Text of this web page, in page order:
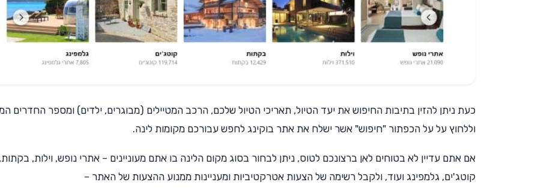
כעת ניתן להזין בתיבות החיפוש את יעד הטיול, תאריכי הטיול שלכם, הרכב המטיילים (מבוגרים, ילדים) ומספר החדרים
וללחוץ על על הכפתור "חיפוש" אשר ישלח את אתר בוקינג לחפש עבורכם מקומות לינה.
אם אתם עדיין לא בטוחים לאן ברצונכם לטוס, ניתן לבחור בסוג מקום הלינה בו אתם מעוניינים – אתרי נופש, וילות, בקתות,
קוטג'ים, גלמפינג ועוד, ולקבל רשימה של הצעות אטרקטיביות ומעניינות ממנוע ההצעות של האתר –